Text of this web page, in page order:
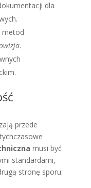
dla
metod
.
przede
musi być
standardami,
stronę sporu.